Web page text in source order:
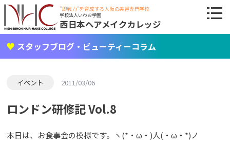
"即戦力"を育成する大阪の美容専門学校
学校法人いわお学園
西日本ヘアメイクカレッジ
スタッフブログ・ビューティーコラム
イベント 2011/03/06
ロンドン研修記 Vol.8
本日は、お食事会の模様です。ヽ(*・ω・)人(・ω・*)ノ